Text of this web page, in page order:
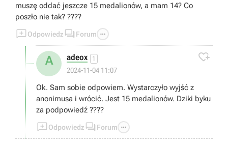
muszę oddać jeszcze 15 medalionów, a mam 14? Co
poszło nie tak? ????
Odpowiedz  Forum 
A adeox 1
2024-11-04 11:07

Ok. Sam sobie odpowiem. Wystarczyło wyjść z
anonimusa i wrócić. Jest 15 medalionów. Dziki byku
za podpowiedź ????
Odpowiedz  Forum 